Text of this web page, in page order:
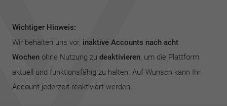
Wichtiger Hinweis:
Wir behalten uns vor, inaktive Accounts nach acht
Wochenohne Nutzung zu deaktivieren, um die Plattform
aktuell und funktionsfähig zu halten. Auf Wunsch kann Ihr
Account jederzeit reaktiviert werden.